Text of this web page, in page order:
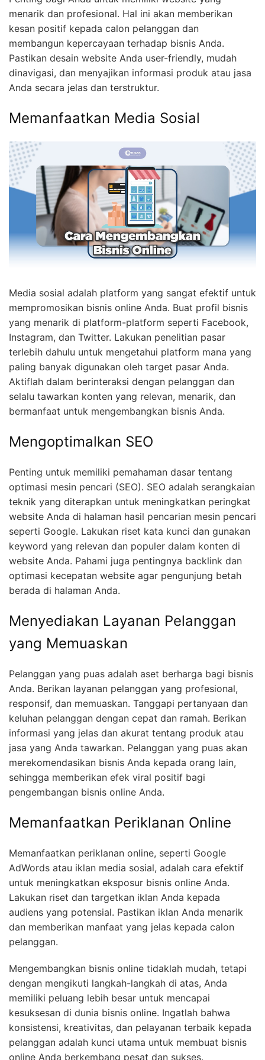
Penting bagi Anda untuk memiliki website yang
menarik dan profesional. Hal ini akan memberikan
kesan positif kepada calon pelanggan dan
membangun kepercayaan terhadap bisnis Anda.
dinavigasi, dan menyajikan informasi produk atau jasa
Memanfaatkan Media Sosial
Media sosial adalah platform yang sangat efektif untuk
mempromosikan bisnis online Anda. Buat profil bisnis
yang menarik di platform-platform seperti Facebook,
Instagram, dan Twitter. Lakukan penelitian pasar
terlebih dahulu untuk mengetahui platform mana yang
paling banyak digunakan oleh target pasar Anda.
selalu tawarkan konten yang relevan, menarik, dan
Mengoptimalkan SEO
Penting untuk memiliki pemahaman dasar tentang
optimasi mesin pencari (SEO). SEO adalah serangkaian
teknik yang diterapkan untuk meningkatkan peringkat
website Anda di halaman hasil pencarian mesin pencari
seperti Google. Lakukan riset kata kunci dan gunakan
keyword yang relevan dan populer dalam konten di
optimasi kecepatan website agar pengunjung betah
berada di halaman Anda.
yang Memuaskan
Pelanggan yang puas adalah aset berharga bagi bisnis
Anda. Berikan layanan pelanggan yang profesional,
responsif, dan memuaskan. Tanggapi pertanyaan dan
keluhan pelanggan dengan cepat dan ramah. Berikan
informasi yang jelas dan akurat tentang produk atau
jasa yang Anda tawarkan. Pelanggan yang puas akan
sehingga memberikan efek viral positif bagi
Memanfaatkan Periklanan Online
Memanfaatkan periklanan online, seperti Google
AdWords atau iklan media sosial, adalah cara efektif
untuk meningkatkan eksposur bisnis online Anda.
Lakukan riset dan targetkan iklan Anda kepada
dan memberikan manfaat yang jelas kepada calon
pelanggan.
Mengembangkan bisnis online tidaklah mudah, tetapi
dengan mengikuti langkah-langkah di atas, Anda
memiliki peluang lebih besar untuk mencapai
kesuksesan di dunia bisnis online. Ingatlah bahwa